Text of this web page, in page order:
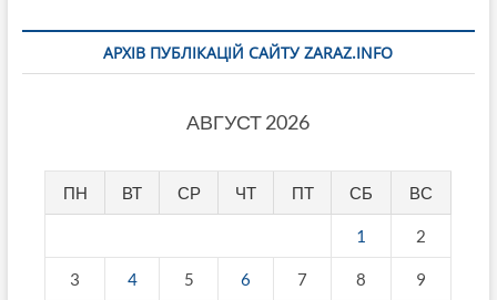
АРХІВ ПУБЛІКАЦІЙ САЙТУ ZARAZ.INFO
АВГУСТ 2026
ПН ВТ СР ЧТ ПТ СБ ВС
1 2
3 4 5 6 7 8 9